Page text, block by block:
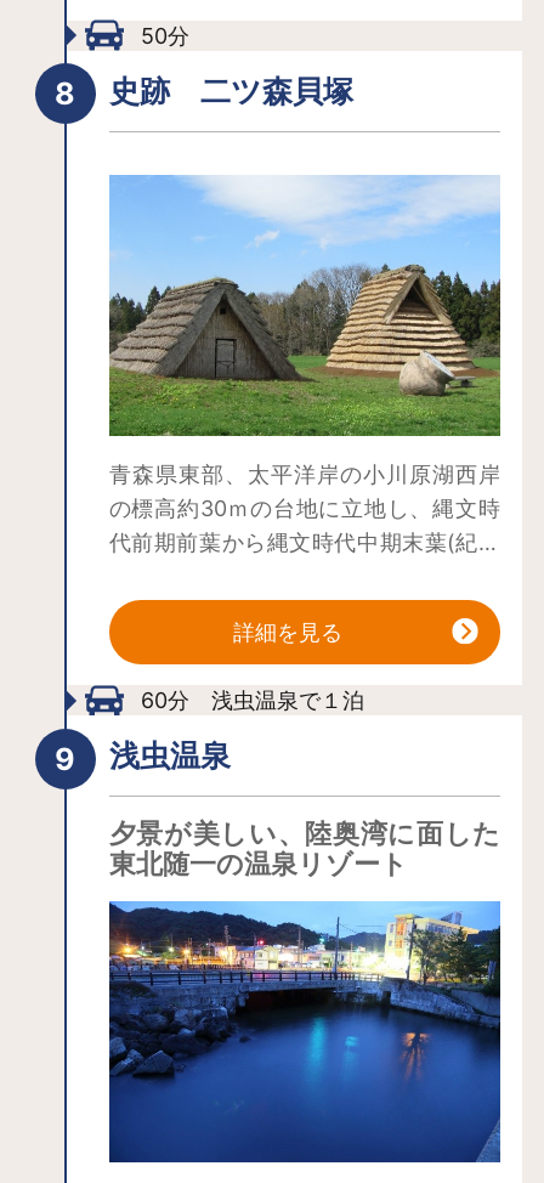
工場、捨て場、祭祀場など多様な遺構
50分
史跡 二ツ森貝塚
青森県東部、太平洋岸の小川原湖西岸
の標高約30ｍの台地に立地し、縄文時
代前期前葉から縄文時代中期末葉(紀元
な貝塚を伴う集落遺跡で、その広さは
約35haにも及びます。貝塚は、この時
期としては東北地方有数の規模を誇
り、当時の環境変動や生業に加え、長
期間にわたる定住と集落構造の実態を
詳細を見る
60分 浅虫温泉で１泊
浅虫温泉
夕景が美しい、陸奥湾に面した
東北随一の温泉リゾート